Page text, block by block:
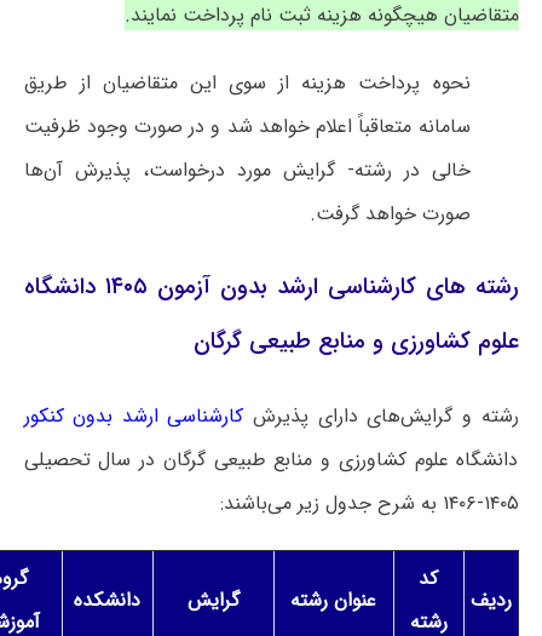
متقاضیان هیچگونه هزینه ثبت نام پرداخت نمایند.
نحوه پرداخت هزینه از سوی این متقاضیان از طریق
سامانه متعاقباً اعلام خواهد شد و در صورت وجود ظرفیت
خالی در رشته- گرایش مورد درخواست، پذیرش آن‌ها
صورت خواهد گرفت.
رشته های کارشناسی ارشد بدون آزمون ۱۴۰۵ دانشگاه
علوم کشاورزی و منابع طبیعی گرگان
رشته و گرایش‌های دارای پذیرش کارشناسی ارشد بدون کنکور
دانشگاه علوم کشاورزی و منابع طبیعی گرگان در سال تحصیلی
۱۴۰۵-۱۴۰۶ به شرح جدول زیر می‌باشند:
ردیف
کد
رشته
عنوان رشته گرایش دانشکده